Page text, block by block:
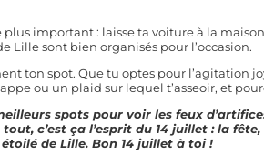
important : laisse ta voiture à la
Lille sont bien organisés pour l’occasion.
ton spot. Que tu optes pour l’agitation
ou un plaid sur lequel t’asseoir, et
spots pour voir les feux
c’est ça l’esprit du 14 juillet : la
de Lille. Bon 14 juillet à toi !